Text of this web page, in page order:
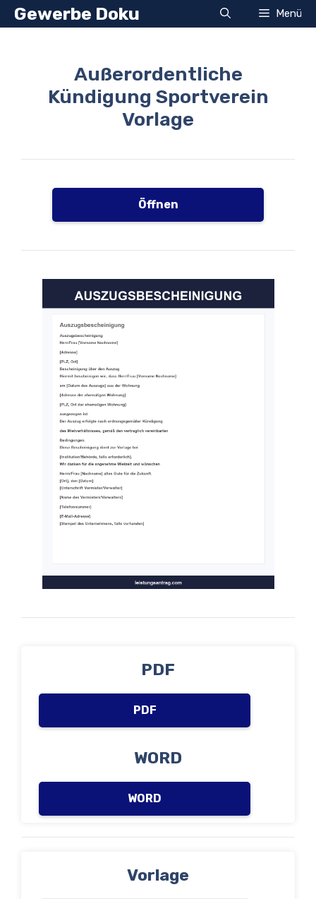
Zum
InhaltGewerbe Doku Menü
Außerordentliche
Kündigung Sportverein
Vorlage
Öffnen
PDF
PDF
WORD
WORD
Vorlage